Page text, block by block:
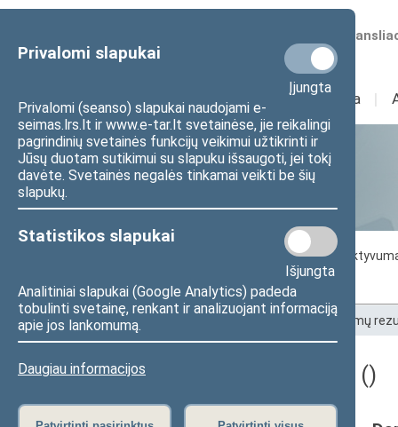
Privalomi slapukai
Įjungta
Privalomi (seanso) slapukai naudojami e-
seimas.lrs.lt ir www.e-tar.lt svetainėse, jie reikalingi
pagrindinių svetainės funkcijų veikimui užtikrinti ir
Jūsų duotam sutikimui su slapuku išsaugoti, jei tokį
davėte. Svetainės negalės tinkamai veikti be šių
slapukų.
Statistikos slapukai
Išjungta
Analitiniai slapukai (Google Analytics) padeda
tobulinti svetainę, renkant ir analizuojant informaciją
apie jos lankomumą.
Daugiau informacijos
Numatomos
Sudėtis Veikla I
Statistika
Seimo narių
Seimo narių balsavimų rezultatai
Pradžia Seimo narių balsavimų
Darbotvarkės klausimas ()